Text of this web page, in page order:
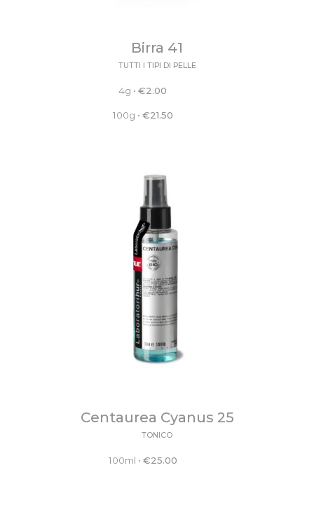
Birra 41
TUTTI I TIPI DI PELLE
4g •€2.00
100g • €21.50
Centaurea Cyanus 25
TONICO
100ml • €25.00